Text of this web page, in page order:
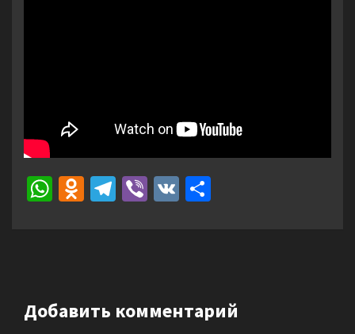
WhatsApp
Odnoklassniki
Telegram
Viber
VK
Добавить комментарий